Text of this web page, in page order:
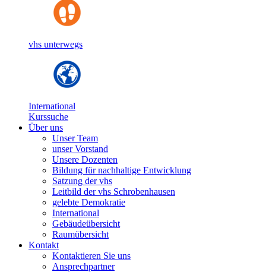
vhs unterwegs
International
Kurssuche
Über uns
Unser Team
unser Vorstand
Unsere Dozenten
Bildung für nachhaltige Entwicklung
Satzung der vhs
Leitbild der vhs Schrobenhausen
gelebte Demokratie
International
Gebäudeübersicht
Raumübersicht
Kontakt
Kontaktieren Sie uns
Ansprechpartner